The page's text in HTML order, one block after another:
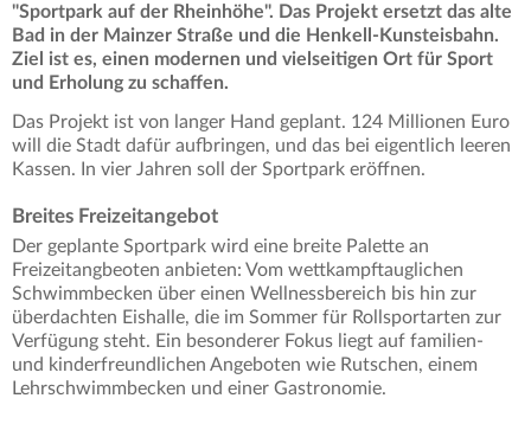
"Sportpark auf der Rheinhöhe". Das Projekt ersetzt das alte
Bad in der Mainzer Straße und die Henkell-Kunsteisbahn.
Ziel ist es, einen modernen und vielseitigen Ort für Sport
und Erholung zu schaffen.
Das Projekt ist von langer Hand geplant. 124 Millionen Euro
will die Stadt dafür aufbringen, und das bei eigentlich leeren
Kassen. In vier Jahren soll der Sportpark eröffnen.
Breites Freizeitangebot
Der geplante Sportpark wird eine breite Palette an
Freizeitangbeoten anbieten: Vom wettkampftauglichen
Schwimmbecken über einen Wellnessbereich bis hin zur
überdachten Eishalle, die im Sommer für Rollsportarten zur
Verfügung steht. Ein besonderer Fokus liegt auf familien-
und kinderfreundlichen Angeboten wie Rutschen, einem
Lehrschwimmbecken und einer Gastronomie.